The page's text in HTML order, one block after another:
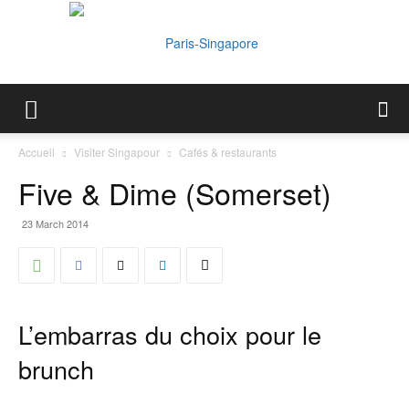
Singapore
Accueil Visiter Singapour Cafés & restaurants
Five & Dime (Somerset)
23 March 2014
L’embarras du choix pour le
brunch